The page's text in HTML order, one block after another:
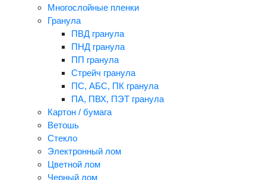
Многослойные пленки
Гранула
ПВД гранула
ПНД гранула
ПП гранула
Стрейч гранула
ПС, АБС, ПК гранула
ПА, ПВХ, ПЭТ гранула
Картон / бумага
Ветошь
Стекло
Электронный лом
Цветной лом
Черный лом